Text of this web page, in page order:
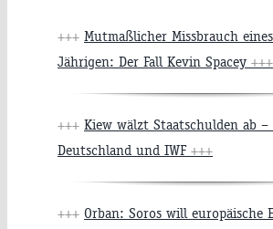
+++ Mutmaßlicher Missbrauch
Jährigen: Der Fall Kevin Spacey +++
+++ Kiew wälzt Staatschulden ab –
Deutschland und IWF +++
+++ Orban: Soros will europäische